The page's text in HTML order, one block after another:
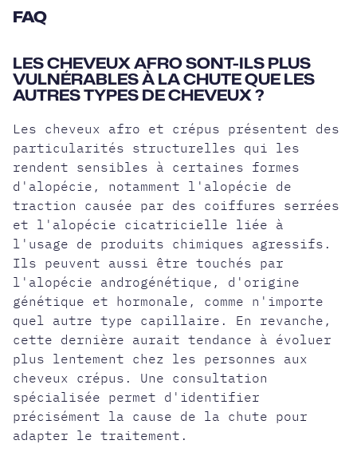
FAQ
LES CHEVEUX AFRO SONT-ILS PLUS
VULNÉRABLES À LA CHUTE QUE LES
AUTRES TYPES DE CHEVEUX ?
Les cheveux afro et crépus présentent des
particularités structurelles qui les
rendent sensibles à certaines formes
d'alopécie, notamment l'alopécie de
traction causée par des coiffures serrées
et l'alopécie cicatricielle liée à
l'usage de produits chimiques agressifs.
Ils peuvent aussi être touchés par
l'alopécie androgénétique, d'origine
génétique et hormonale, comme n'importe
quel autre type capillaire. En revanche,
cette dernière aurait tendance à évoluer
plus lentement chez les personnes aux
cheveux crépus. Une consultation
spécialisée permet d'identifier
précisément la cause de la chute pour
adapter le traitement.